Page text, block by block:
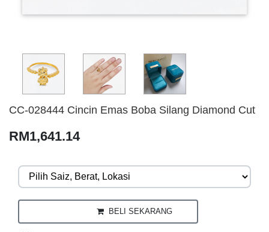
CC-028444 Cincin Emas Boba Silang Diamond Cut
RM1,641.14
BELI SEKARANG